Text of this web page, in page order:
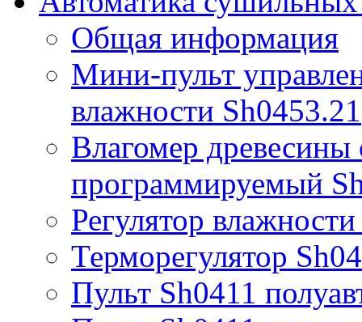
Общая информация
Мини-пульт
влажности Sh0453.21
Влагомер древесины
программируемый
Регулятор
Терморегулятор
Пульт Sh0411